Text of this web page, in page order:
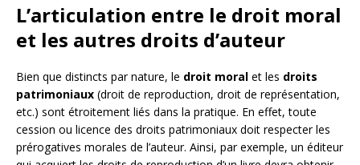
L’articulation entre le droit moral
et les autres droits d’auteur
Bien que distincts par nature, le droit moral et les droits
patrimoniaux (droit de reproduction, droit de représentation,
etc.) sont étroitement liés dans la pratique. En effet, toute
cession ou licence des droits patrimoniaux doit respecter les
prérogatives morales de l’auteur. Ainsi, par exemple, un éditeur